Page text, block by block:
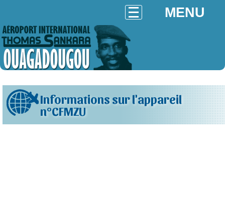
MENU
Informations sur l'appareil
n°CFMZU